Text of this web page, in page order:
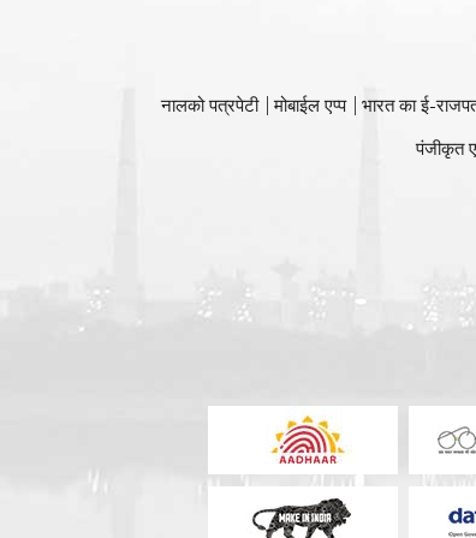
नालको पत्रपेटी मोबाईल एप्प भारत का ई-
पंजीकृत